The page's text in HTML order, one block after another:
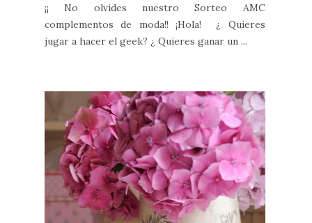
¡¡ No olvides nuestro Sorteo AMC
complementos de moda!! ¡Hola! ¿ Quieres
jugar a hacer el geek? ¿ Quieres ganar un ...